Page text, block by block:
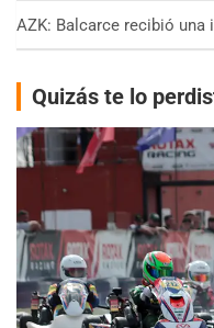
AZK: Balcarce recibió una
Quizás te lo